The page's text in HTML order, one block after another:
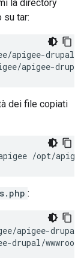
la directory
su tar:
apigee-
dei file copiati
/opt/
:
apigee-
drupal/